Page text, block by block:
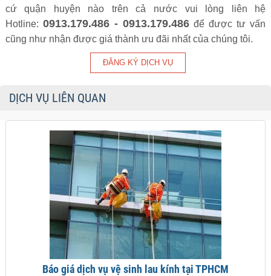
cứ quận huyện nào trên cả nước vui lòng liên hệ
Hotline: 0913.179.486 - 0913.179.486 để được tư vấn
cũng như nhận được giá thành ưu đãi nhất của chúng tôi.
DỊCH VỤ LIÊN QUAN
Báo giá dịch vụ vệ sinh lau kính tại TPHCM